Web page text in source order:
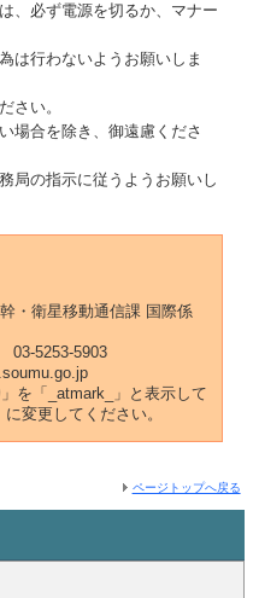
、必ず電源を切るか、マナー
は行わないようお願いしま
さい。
場合を除き、御遠慮くださ
局の指示に従うようお願いし
・衛星移動通信課 国際係
5253-5903
を「_atmark_」と表示して
変更してください。
ページトップへ戻る